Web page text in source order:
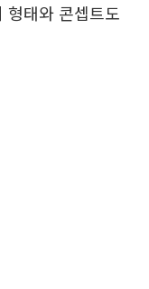
형태와 콘셉트도